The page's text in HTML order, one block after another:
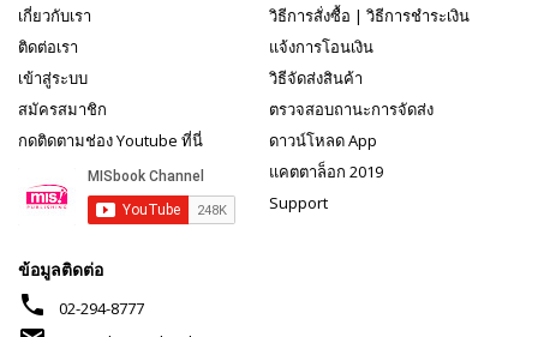
เกี่ยวกับเรา
ติดต่อเรา
เข้าสู่ระบบ
สมัครสมาชิก
กดติดตามช่อง Youtube ที่นี่
วิธีการสั่งซื้อ | วิธีการชำระเงิน
แจ้งการโอนเงิน
วิธีจัดส่งสินค้า
ตรวจสอบถานะการจัดส่ง
ดาวน์โหลด App
แคตตาล็อก 2019
Support
ข้อมูลติดต่อ
phone 02-294-8777